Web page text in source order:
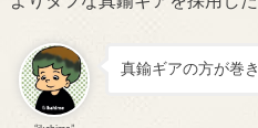
真鍮ギアの方が巻